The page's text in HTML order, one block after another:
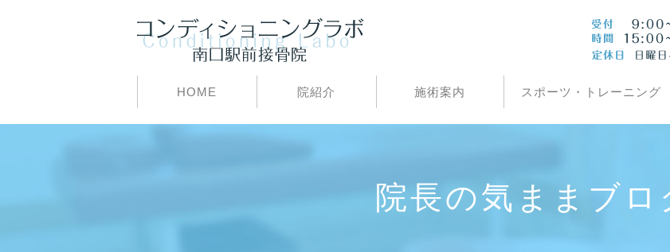
HOME 院紹介 施術案内 スポーツ・トレーニング
院長の気ままブロ